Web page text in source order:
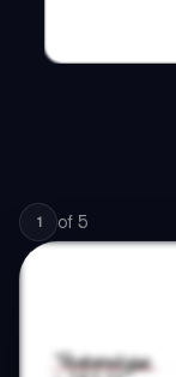
1 of 5